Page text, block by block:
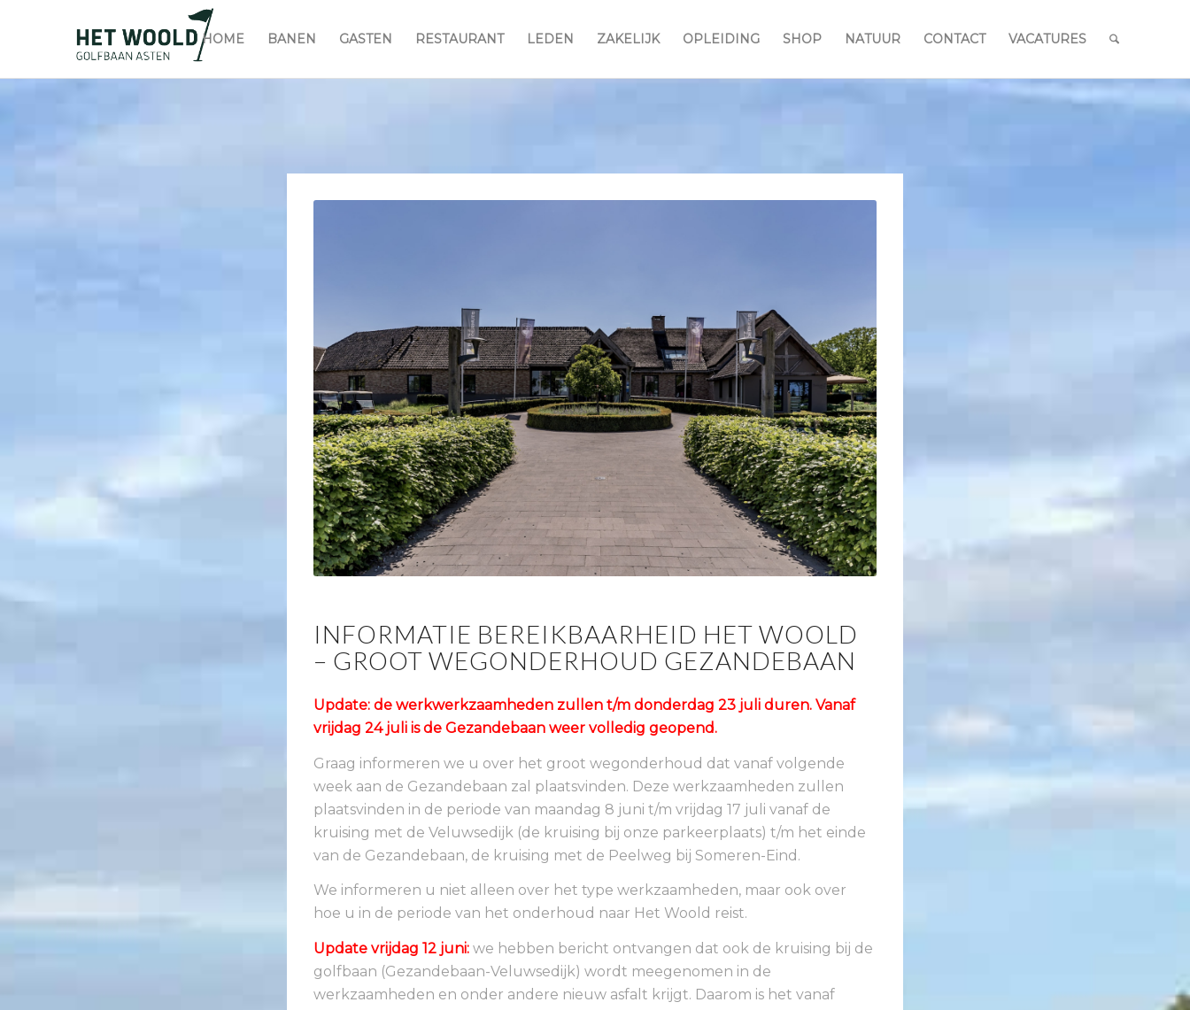
HOME BANEN GASTEN RESTAURANT LEDEN ZAKELIJK OPLEIDING SHOP NATUUR CONTACT VACATURES
INFORMATIE BEREIKBAARHEID HET WOOLD
– GROOT WEGONDERHOUD GEZANDEBAAN
Update: de werkwerkzaamheden zullen t/m donderdag 23 juli duren. Vanaf
vrijdag 24 juli is de Gezandebaan weer volledig geopend.
Graag informeren we u over het groot wegonderhoud dat vanaf volgende
week aan de Gezandebaan zal plaatsvinden. Deze werkzaamheden zullen
plaatsvinden in de periode van maandag 8 juni t/m vrijdag 17 juli vanaf de
kruising met de Veluwsedijk (de kruising bij onze parkeerplaats) t/m het einde
van de Gezandebaan, de kruising met de Peelweg bij Someren-Eind.
We informeren u niet alleen over het type werkzaamheden, maar ook over
hoe u in de periode van het onderhoud naar Het Woold reist.
Update vrijdag 12 juni: we hebben bericht ontvangen dat ook de kruising bij de
golfbaan (Gezandebaan-Veluwsedijk) wordt meegenomen in de
werkzaamheden en onder andere nieuw asfalt krijgt. Daarom is het vanaf